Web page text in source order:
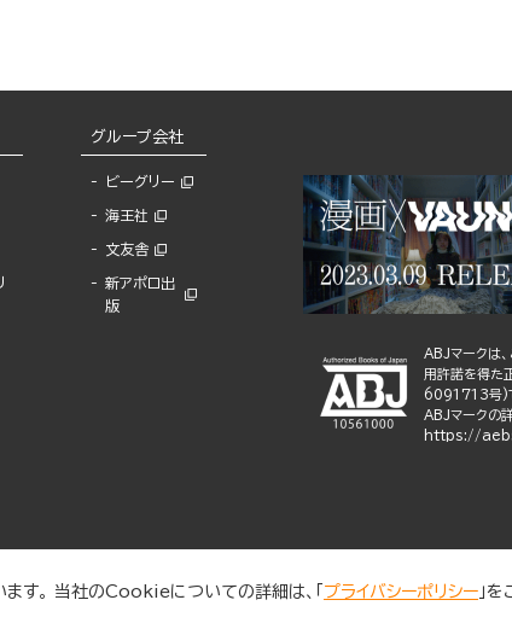
グループ会社
ビーグリー
海王社
文友舎
新アポロ出
版
ABJマークは
用許諾を得た
6091713号)
ABJマークの
https://
す。 当社のCookieについての詳細は、「 プライバシーポリシー 」